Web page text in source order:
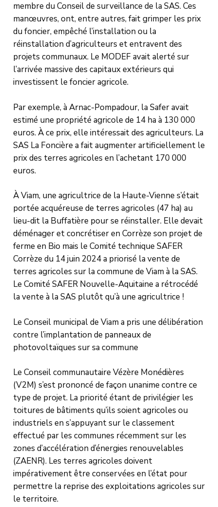
membre du Conseil de surveillance de la SAS. Ces
manœuvres, ont, entre autres, fait grimper les prix
du foncier, empêché l’installation ou la
réinstallation d’agriculteurs et entravent des
projets communaux. Le MODEF avait alerté sur
l’arrivée massive des capitaux extérieurs qui
investissent le foncier agricole.
Par exemple, à Arnac-Pompadour, la Safer avait
estimé une propriété agricole de 14 ha à 130 000
euros. À ce prix, elle intéressait des agriculteurs. La
SAS La Foncière a fait augmenter artificiellement le
prix des terres agricoles en l’achetant 170 000
euros.
À Viam, une agricultrice de la Haute-Vienne s’était
portée acquéreuse de terres agricoles (47 ha) au
lieu-dit la Buffatière pour se réinstaller. Elle devait
déménager et concrétiser en Corrèze son projet de
ferme en Bio mais le Comité technique SAFER
Corrèze du 14 juin 2024 a priorisé la vente de
terres agricoles sur la commune de Viam à la SAS.
Le Comité SAFER Nouvelle-Aquitaine a rétrocédé
la vente à la SAS plutôt qu’à une agricultrice !
Le Conseil municipal de Viam a pris une délibération
contre l’implantation de panneaux de
photovoltaïques sur sa commune
Le Conseil communautaire Vézère Monédières
(V2M) s’est prononcé de façon unanime contre ce
type de projet. La priorité étant de privilégier les
toitures de bâtiments qu’ils soient agricoles ou
industriels en s’appuyant sur le classement
effectué par les communes récemment sur les
zones d’accélération d’énergies renouvelables
(ZAENR). Les terres agricoles doivent
impérativement être conservées en l’état pour
permettre la reprise des exploitations agricoles sur
le territoire.